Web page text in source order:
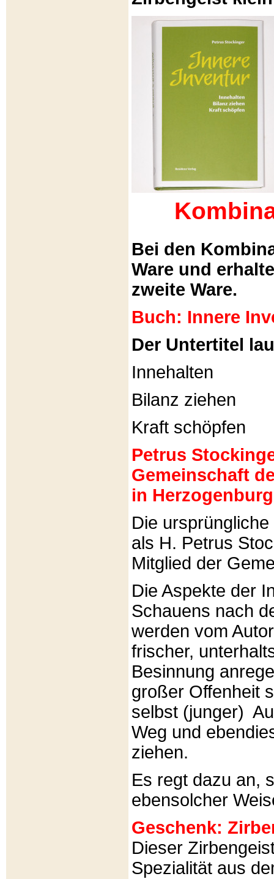
Bei den
Ware und
zweite Ware.
Buch: Innere
Der Untertitel
Innehalten
Bilanz ziehen
Kraft schöpfen
Petrus
Gemeinschaft
in
Die
als H. Petrus
Mitglied der
Die Aspekte der
Schauens nach
werden vom
frischer,
Besinnung
großer Offenheit
selbst (junger)
Weg und
ziehen.
Es regt dazu an,
ebensolcher
Geschenk:
Dieser
Spezialität aus